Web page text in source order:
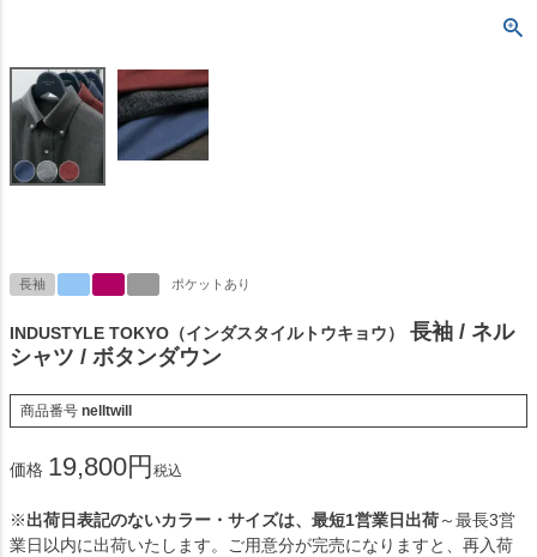
長袖 ポケットあり
INDUSTYLE TOKYO（インダスタイルトウキョウ）
長袖 / ネル
シャツ / ボタンダウン
商品番号 nelltwill
価格 19,800 税込
※出荷日表記のないカラー・サイズは、最短1営業日出荷～最長3営
業日以内に出荷いたします。ご用意分が完売になりますと、再入荷